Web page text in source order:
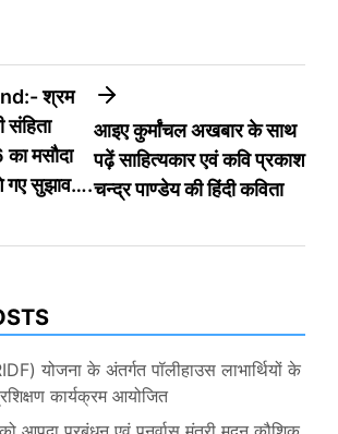
श्रम
संहिता
मसौदा
गए सुझाव….
आइए कुर्मांचल अखबार के साथ
पढ़ें साहित्यकार एवं कवि प्रकाश
चन्द्र पाण्डेय की हिंदी कविता
योजना के अंतर्गत पॉलीहाउस लाभार्थियों के
कार्यक्रम आयोजित